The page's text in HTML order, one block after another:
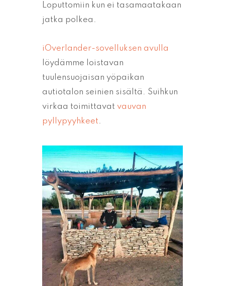
Loputtomiin kun ei tasamaatakaan
jatka polkea.
iOverlander-sovelluksen avulla
löydämme loistavan
tuulensuojaisan yöpaikan
autiotalon seinien sisältä. Suihkun
virkaa toimittavat vauvan
pyllypyyhkeet.